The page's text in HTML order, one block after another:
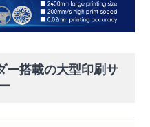
ー搭載の大型印刷サ